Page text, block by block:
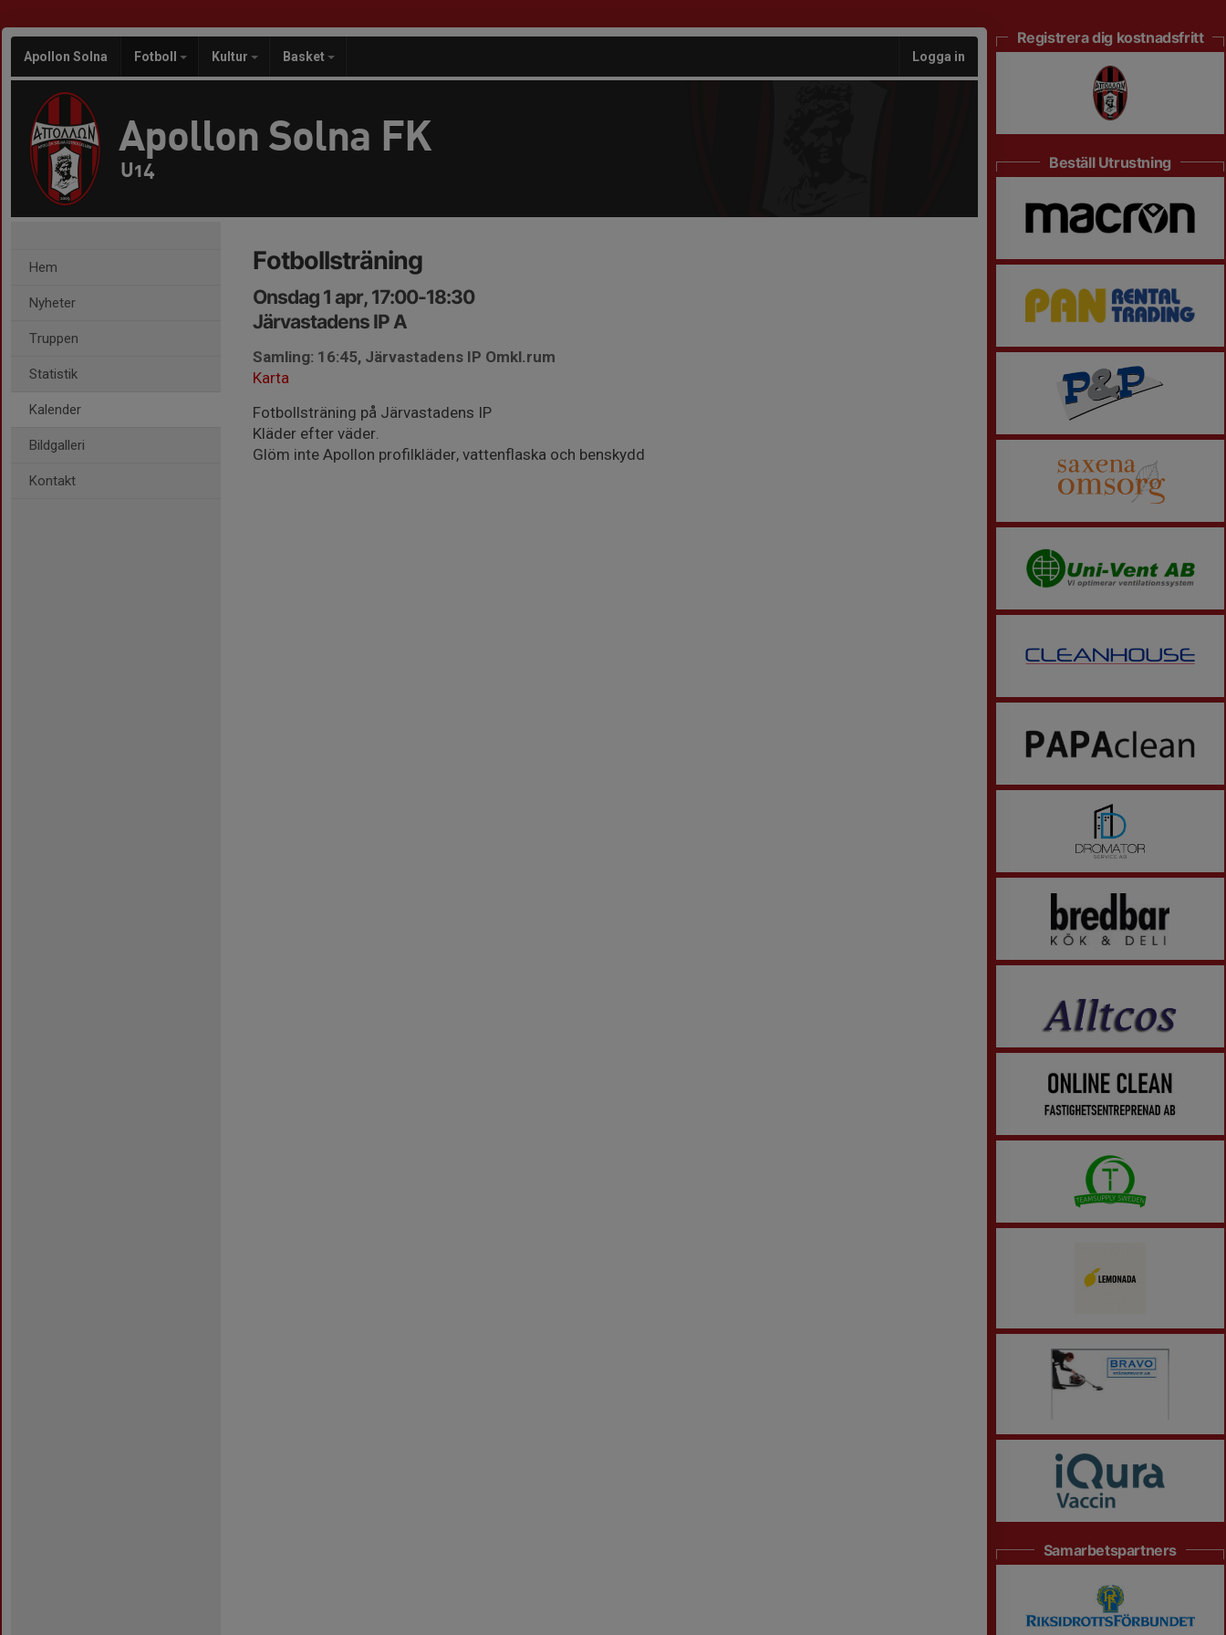
Apollon Solna Fotboll Kultur Basket Logga in
Apollon Solna FK
U14
Hem
Nyheter
Truppen
Statistik
Kalender
Bildgalleri
Kontakt
Fotbollsträning
Onsdag 1 apr, 17:00-18:30
Järvastadens IP A
Samling: 16:45, Järvastadens IP Omkl.rum
Karta
Fotbollsträning på Järvastadens IP
Kläder efter väder.
Glöm inte Apollon profilkläder, vattenflaska och benskydd
Registrera dig kostnadsfritt
Beställ Utrustning
Samarbetspartners